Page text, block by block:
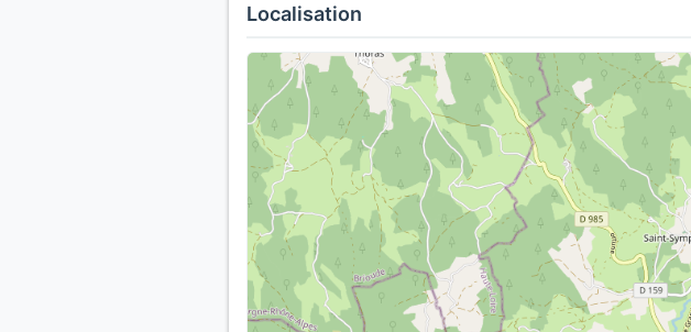
Localisation